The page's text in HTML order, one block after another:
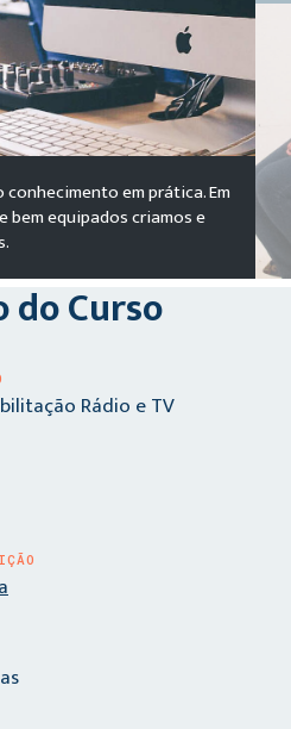
em prática. Em
equipados criamos e
do Curso
Rádio e TV